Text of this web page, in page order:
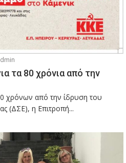
τα 80 χρόνια από την
από την ίδρυση του
(ΔΣΕ), η Επιτροπή...